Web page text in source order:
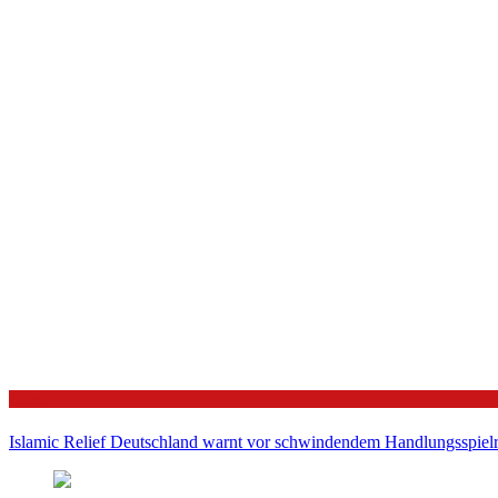
Islamic Relief Deutschland warnt vor schwindendem